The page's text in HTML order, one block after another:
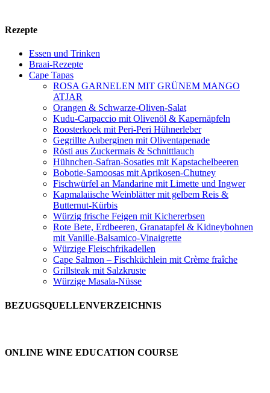
Rezepte
Essen und Trinken
Braai-Rezepte
Cape Tapas
ROSA GARNELEN MIT GRÜNEM MANGO
ATJAR
Orangen & Schwarze-Oliven-Salat
Kudu-Carpaccio mit Olivenöl & Kapernäpfeln
Roosterkoek mit Peri-Peri Hühnerleber
Gegrillte Auberginen mit Oliventapenade
Rösti aus Zuckermais & Schnittlauch
Hühnchen-Safran-Sosaties mit Kapstachelbeeren
Bobotie-Samoosas mit Aprikosen-Chutney
Fischwürfel an Mandarine mit Limette und Ingwer
Kapmalaiische Weinblätter mit gelbem Reis &
Butternut-Kürbis
Würzig frische Feigen mit Kichererbsen
Rote Bete, Erdbeeren, Granatapfel & Kidneybohnen
mit Vanille-Balsamico-Vinaigrette
Würzige Fleischfrikadellen
Cape Salmon – Fischküchlein mit Crème fraîche
Grillsteak mit Salzkruste
Würzige Masala-Nüsse
BEZUGSQUELLENVERZEICHNIS
ONLINE WINE EDUCATION COURSE